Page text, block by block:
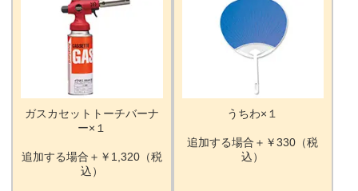
ガスカセットトーチバーナ
ー×１
追加する場合＋￥1,320（税
込）
うちわ×１
追加する場合＋￥330（税
込）